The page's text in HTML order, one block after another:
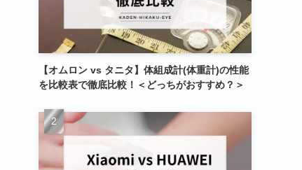
【オムロン vs タニタ】体組成計(体重計)の性能
を比較表で徹底比較！＜どっちがおすすめ？＞